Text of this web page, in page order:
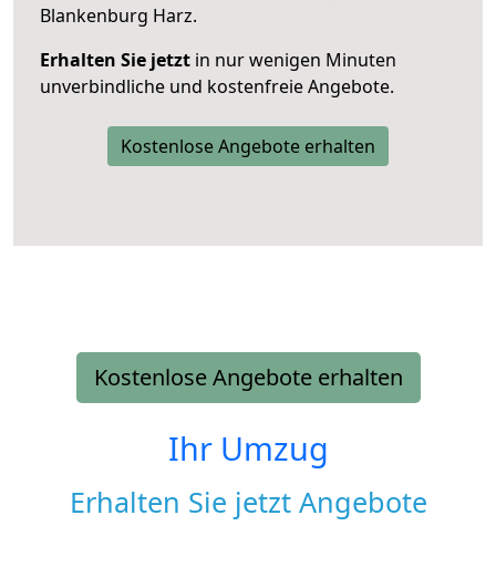
Blankenburg Harz.
Erhalten Sie jetzt in nur wenigen Minuten
unverbindliche und kostenfreie Angebote.
Kostenlose Angebote erhalten
Kostenlose Angebote erhalten
Ihr Umzug
Erhalten Sie jetzt Angebote